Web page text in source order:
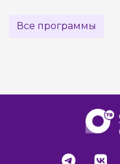
Все программы